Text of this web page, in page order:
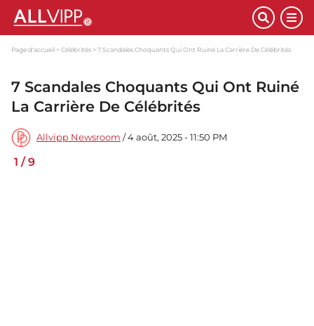
Page d'accueil Célébrités 7 Scandales Choquants Qui Ont Ruiné La Carrière De Célébrités
7 Scandales Choquants Qui Ont Ruiné
La Carrière De Célébrités
Allvipp Newsroom / 4 août, 2025 - 11:50 PM
1 /9